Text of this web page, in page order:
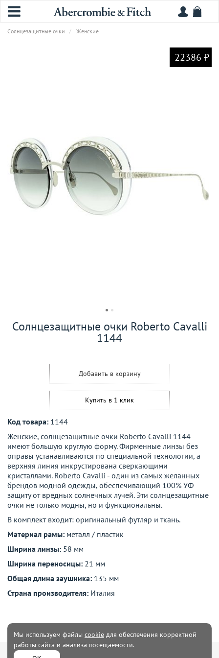
Солнцезащитные очки Женские
22386 ₽
Солнцезащитные очки Roberto Cavalli
1144
Добавить в корзину
Купить в 1 клик
Код товара: 1144
Женские, солнцезащитные очки Roberto Cavalli 1144
имеют большую круглую форму. Фирменные линзы без
оправы устанавливаются по специальной технологии, а
верхняя линия инкрустирована сверкающими
кристаллами. Roberto Cavalli - один из самых желанных
брендов модной одежды, обеспечивающий 100% УФ
защиту от вредных солнечных лучей. Эти солнцезащитные
очки не только модны, но и функциональны.
В комплект входит: оригинальный футляр и ткань.
Материал рамы: металл / пластик
Ширина линзы: 58 мм
Ширина переносицы: 21 мм
Общая длина заушника: 135 мм
Страна производителя: Италия
Мы используем файлы cookie для обеспечения корректной
работы сайта и анализа посещаемости.